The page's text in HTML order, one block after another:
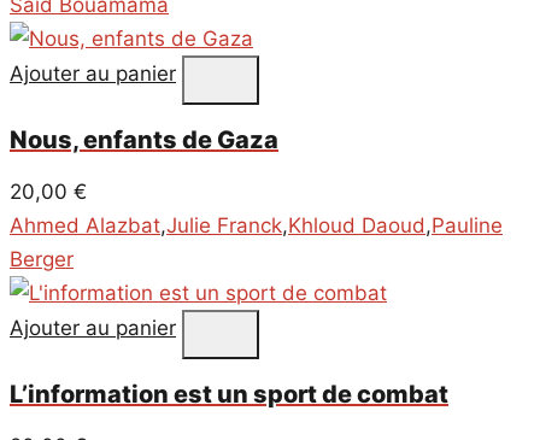
Saïd Bouamama
Ajouter au panier
Nous, enfants de Gaza
20,00 €
Ahmed Alazbat,Julie Franck,Khloud Daoud,Pauline
Berger
Ajouter au panier
L’information est un sport de combat